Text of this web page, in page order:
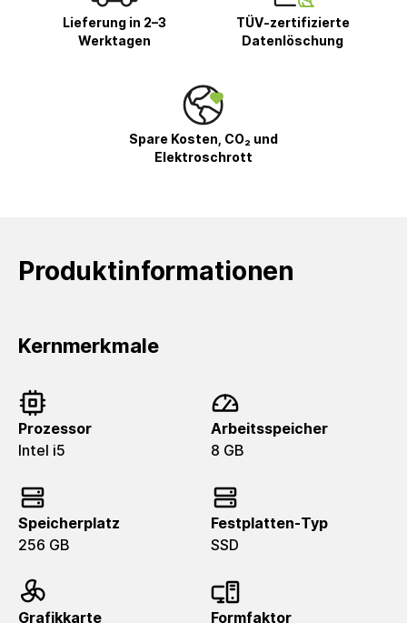
Lieferung in 2–3
Werktagen
TÜV-zertifizierte
Datenlöschung
Spare Kosten, CO₂ und
Elektroschrott
Produktinformationen
Kernmerkmale
Prozessor
Intel i5
Arbeitsspeicher
8 GB
Speicherplatz
256 GB
Festplatten-Typ
SSD
Grafikkarte Formfaktor